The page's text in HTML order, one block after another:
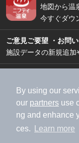
By using our
our partners use
ng and enhance
ces.
Learn more
地図から温
今すぐダウ
ご意見ご要望 ・お問
施設データの新規追加
加盟店募
利用規約
特定商取引
運営